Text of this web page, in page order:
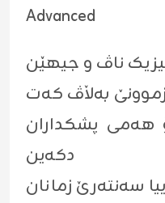
Advanced
ناڤ و جیهێن
بەڵاڤ کەت
هەمی پشکداران
دکەین
سەنتەرێ زمانان